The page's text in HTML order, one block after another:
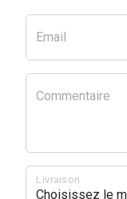
Email
Commentaire
Livraison